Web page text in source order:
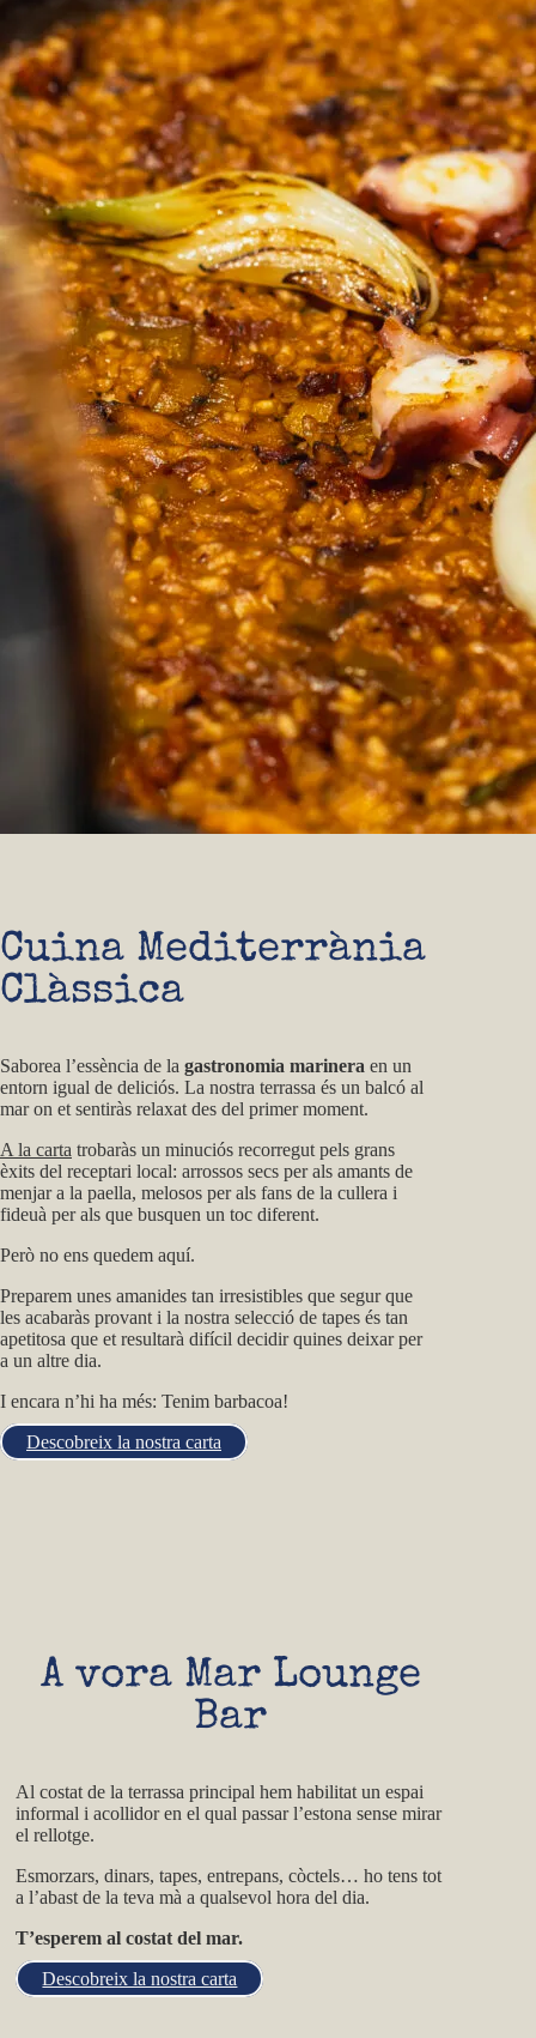
Cuina Mediterrània
Clàssica
Saborea l’essència de la gastronomia marinera en un
entorn igual de deliciós. La nostra terrassa és un balcó al
mar on et sentiràs relaxat des del primer moment.
A la carta trobaràs un minuciós recorregut pels grans
èxits del receptari local: arrossos secs per als amants de
menjar a la paella, melosos per als fans de la cullera i
fideuà per als que busquen un toc diferent.
Però no ens quedem aquí.
Preparem unes amanides tan irresistibles que segur que
les acabaràs provant i la nostra selecció de tapes és tan
apetitosa que et resultarà difícil decidir quines deixar per
a un altre dia.
I encara n’hi ha més: Tenim barbacoa!
Descobreix la nostra carta
A vora Mar Lounge
Bar
Al costat de la terrassa principal hem habilitat un espai
informal i acollidor en el qual passar l’estona sense mirar
el rellotge.
Esmorzars, dinars, tapes, entrepans, còctels… ho tens tot
a l’abast de la teva mà a qualsevol hora del dia.
T’esperem al costat del mar.
Descobreix la nostra carta